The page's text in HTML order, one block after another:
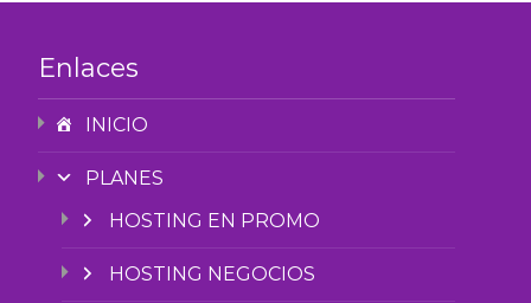
Enlaces
INICIO
PLANES
HOSTING EN PROMO
HOSTING NEGOCIOS